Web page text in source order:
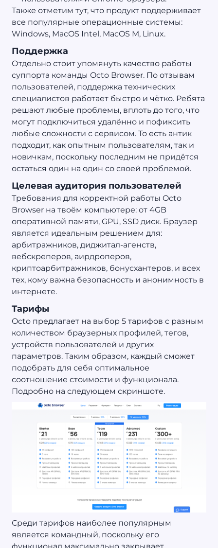
Также отметим тут, что продукт поддерживает
все популярные операционные системы:
Windows, MacOS Intel, MacOS M, Linux.
Поддержка
Отдельно стоит упомянуть качество работы
суппорта команды Octo Browser. По отзывам
пользователей, поддержка технических
специалистов работает быстро и чётко. Ребята
решают любые проблемы, вплоть до того, что
могут подключиться удалённо и пофиксить
любые сложности с сервисом. То есть антик
подходит, как опытным пользователям, так и
новичкам, поскольку последним не придётся
остаться один на один со своей проблемой.
Целевая аудитория пользователей
Требования для корректной работы Octo
Browser на твоём компьютере: от 4GB
оперативной памяти, GPU, SSD диск. Браузер
является идеальным решением для:
арбитражников, диджитал-агенств,
вебскреперов, аирдроперов,
криптоарбитражников, бонусхантеров, и всех
тех, кому важна безопасность и анонимность в
интернете.
Тарифы
Octo предлагает на выбор 5 тарифов с разным
количеством браузерных профилей, тегов,
устройств пользователей и других
параметров. Таким образом, каждый сможет
подобрать для себя оптимальное
соотношение стоимости и функционала.
Подробно на следующем скриншоте.
Среди тарифов наиболее популярным
является командный, поскольку его